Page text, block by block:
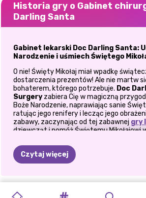
Historia gry o Gabinet
Darling Santa
Gabinet lekarski Doc Darling Santa:
Narodzenie i uśmiech Świętego
O nie! Święty Mikołaj miał wpadkę
dostarczenia prezentów! Ale nie martw
bohaterem, którego potrzebuje. Doc
Surgeryzabiera Cię w magiczną
Boże Narodzenie, naprawiając sanie
ratując jego renifery i lecząc jego
zabawy, zaczynając od tej zabawnej gry
dziewcząt i pomóż Świętemu Mikołajowi
każdy prezent dotrze do celu na czas.
Pierwszy przystanek: napraw sanie
magiczną podróż, jego kultowe sanie
Czytaj więcej
WYZWANIE
RÓŻOWE MAGICZNE
BFF FROZEN